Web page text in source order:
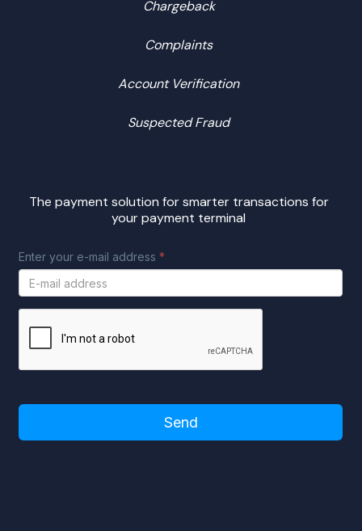
Chargeback
Complaints
Account Verification
Suspected Fraud
The payment solution for smarter transactions for
your payment terminal
Please turn off adblocker to use this